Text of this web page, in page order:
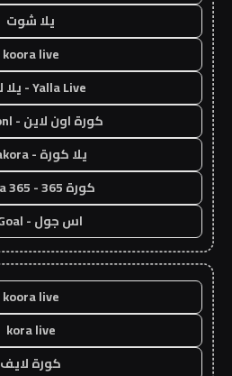
يلا شوت
koora live
Yalla Live - يلا لايف
كورة اون لاين - koora onl
يلا كورة - yallakora
كورة 365 - kooora 365
اس جول - AS Goal
koora live
kora live
كورة لايف